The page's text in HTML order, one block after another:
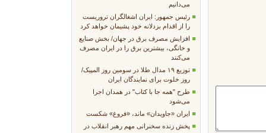
می‌دانیم
رئیس جمهور: ایران اشغالگران تروریست
را از اقدام بزدلانه خود پشیمان خواهد کرد
افزایش مصرف برق در جهان/ بخش صنایع
و خانگی، بیشترین برق را در ایران مصرف
می‌کنند
توزیع ۱۹ مدال طلا در سومین روز المپیک/
روز خلوت برای نمایندگان ایران
طرح "همه جا با کتاب" در همدان اجرا
می‌شود
ایران «جاویدان» ماند، «فروغ» شکست
پخش زنده سخنرانی مهم رهبر انقلاب در